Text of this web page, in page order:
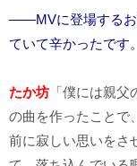
――MVに登場するお
ていて辛かったです。
たか坊 「僕には親
の曲を作ったことで
前に寂しい思いをさ